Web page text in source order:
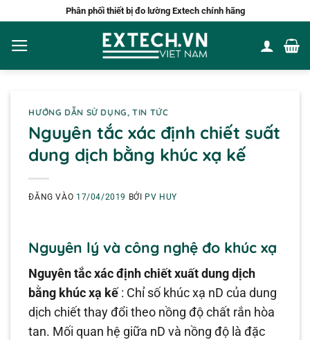
nội
dung
Phân phối thiết bị đo lường Extech chính hãng
HƯỚNG DẪN SỬ DỤNG,TIN TỨC
Nguyên tắc xác định chiết suất
dung dịch bằng khúc xạ kế
ĐĂNG VÀO 17/04/2019 BỞI PV HUY
Nguyên lý và công nghệ đo khúc xạ
Nguyên tắc xác định chiết xuất dung dịch
bằng khúc xạ kế : Chỉ số khúc xạ nD của dung
dịch chiết thay đổi theo nồng độ chất rắn hòa
tan. Mối quan hệ giữa nD và nồng độ là đặc